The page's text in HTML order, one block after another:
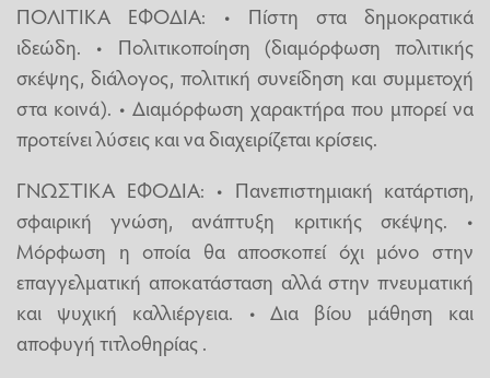
ΠΟΛΙΤΙΚΑ ΕΦΟΔΙΑ: • Πίστη στα δημοκρατικά
ιδεώδη. • Πολιτικοποίηση (διαμόρφωση πολιτικής
σκέψης, διάλογος, πολιτική συνείδηση και συμμετοχή
στα κοινά). • Διαμόρφωση χαρακτήρα που μπορεί να
προτείνει λύσεις και να διαχειρίζεται κρίσεις.
ΓΝΩΣΤΙΚΑ ΕΦΟΔΙΑ: • Πανεπιστημιακή κατάρτιση,
σφαιρική γνώση, ανάπτυξη κριτικής σκέψης. •
Μόρφωση η οποία θα αποσκοπεί όχι μόνο στην
επαγγελματική αποκατάσταση αλλά στην πνευματική
και ψυχική καλλιέργεια. • Δια βίου μάθηση και
αποφυγή τιτλοθηρίας .